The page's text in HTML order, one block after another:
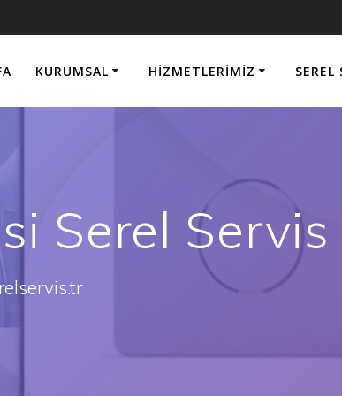
KURUMSAL HIZMETLERIMIZ SEREL
Serel Servis